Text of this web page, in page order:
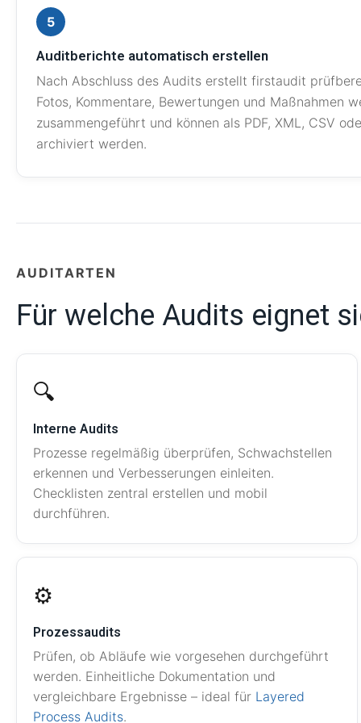
5
Auditberichte automatisch erstellen
Nach Abschluss des Audits erstellt firstaudit
Fotos, Kommentare, Bewertungen und Maßnahmen
zusammengeführt und können als PDF, XML, CSV
archiviert werden.
AUDITARTEN
Für welche Audits eignet
🔍
Interne Audits
Prozesse regelmäßig überprüfen, Schwachstellen
erkennen und Verbesserungen einleiten.
Checklisten zentral erstellen und mobil
durchführen.
⚙️
Prozessaudits
Prüfen, ob Abläufe wie vorgesehen durchgeführt
werden. Einheitliche Dokumentation und
vergleichbare Ergebnisse – ideal für Layered
Process Audits.